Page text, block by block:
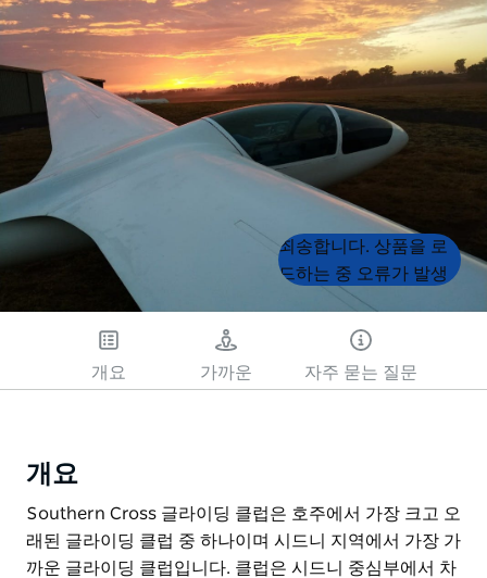
Product
List
Product
List
죄송합니다. 상품을 로
드하는 중 오류가 발생
했습니다. 나중에 다시
시도해 주세요.
개요 가까운 자주 묻는 질문
개요
Southern Cross 글라이딩 클럽은 호주에서 가장 크고 오
래된 글라이딩 클럽 중 하나이며 시드니 지역에서 가장 가
까운 글라이딩 클럽입니다. 클럽은 시드니 중심부에서 차